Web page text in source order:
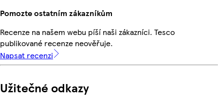
Pomozte ostatním zákazníkům
Recenze na našem webu píší naši zákazníci. Tesco
publikované recenze neověřuje.
Napsat recenzi
Užitečné odkazy